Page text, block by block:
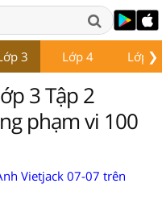
❯
3 Lớp 4 Lớp 5
3 Tập 2
phạm vi 100
Vietjack 07-07 trên